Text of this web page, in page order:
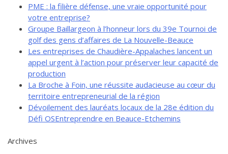
PME : la filière défense, une vraie opportunité pour
votre entreprise?
Groupe Baillargeon à l’honneur lors du 39e Tournoi de
golf des gens d’affaires de La Nouvelle-Beauce
Les entreprises de Chaudière-Appalaches lancent un
appel urgent à l’action pour préserver leur capacité de
production
La Broche à Foin, une réussite audacieuse au cœur du
territoire entrepreneurial de la région
Dévoilement des lauréats locaux de la 28e édition du
Défi OSEntreprendre en Beauce-Etchemins
Archives